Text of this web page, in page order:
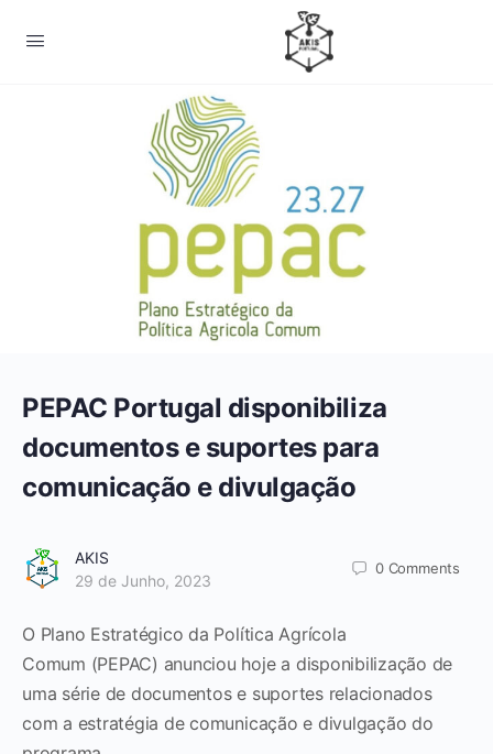
PEPAC Portugal disponibiliza
documentos e suportes para
comunicação e divulgação
AKIS
29 de Junho, 2023
0 Comments
O Plano Estratégico da Política Agrícola
Comum (PEPAC) anunciou hoje a disponibilização de
uma série de documentos e suportes relacionados
com a estratégia de comunicação e divulgação do